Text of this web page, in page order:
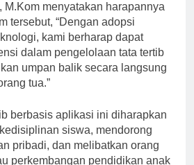
M.Kom menyatakan harapannya
tersebut, “Dengan adopsi
kami berharap dapat
dalam pengelolaan tata tertib
umpan balik secara langsung
tua.”
berbasis aplikasi ini diharapkan
siswa, mendorong
pribadi, dan melibatkan orang
perkembangan pendidikan anak